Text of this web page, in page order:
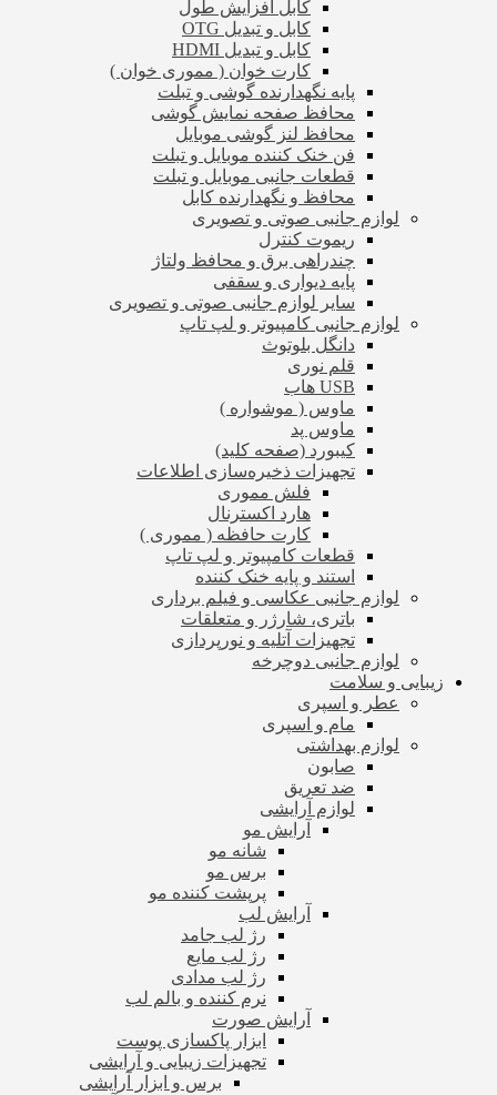
کابل افزایش طول
کابل و تبدیل OTG
کابل و تبدیل HDMI
کارت خوان ( مموری خوان )
پایه نگهدارنده گوشی و تبلت
محافظ صفحه نمایش گوشی
محافظ لنز گوشی موبایل
فن خنک کننده موبایل و تبلت
قطعات جانبی موبایل و تبلت
محافظ و نگهدارنده کابل
لوازم جانبی صوتی و تصویری
ریموت کنترل
چندراهی برق و محافظ ولتاژ
پایه دیواری و سقفی
سایر لوازم جانبی صوتی و تصویری
لوازم جانبی کامپیوتر و لپ تاپ
دانگل بلوتوث
قلم نوری
USB هاب
ماوس ( موشواره )
ماوس پد
کیبورد (صفحه کلید)
تجهیزات ذخیره‌سازی اطلاعات
فلش مموری
هارد اکسترنال
کارت حافظه ( مموری )
قطعات کامپیوتر و لپ تاپ
استند و پایه خنک کننده
لوازم جانبی عکاسی و فیلم برداری
باتری، شارژر و متعلقات
تجهیزات آتلیه و نورپردازی
لوازم جانبی دوچرخه
زیبایی و سلامت
عطر و اسپری
مام و اسپری
لوازم بهداشتی
صابون
ضد تعریق
لوازم آرایشی
آرایش مو
شانه مو
برس مو
پرپشت کننده مو
آرایش لب
رژ لب جامد
رژ لب مایع
رژ لب مدادی
نرم کننده و بالم لب
آرایش صورت
ابزار پاکسازی پوست
تجهیزات زیبایی و آرایشی
برس و ابزار آرایشی